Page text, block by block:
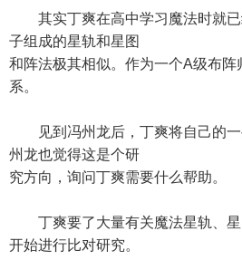
其实丁爽在高中学习魔法时就已
子组成的星轨和星图
和阵法极其相似。作为一个A级布阵
系。
见到冯州龙后，丁爽将自己的一
州龙也觉得这是个研
究方向，询问丁爽需要什么帮助。
丁爽要了大量有关魔法星轨、星
开始进行比对研究。